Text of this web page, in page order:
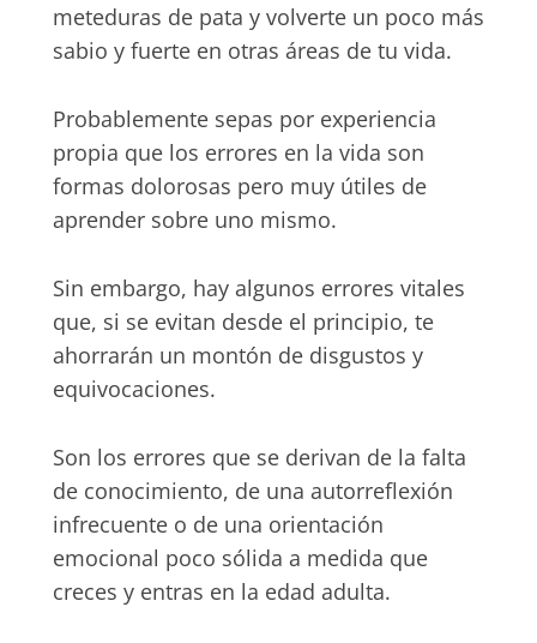
meteduras de pata y volverte un poco más
sabio y fuerte en otras áreas de tu vida.
Probablemente sepas por experiencia
propia que los errores en la vida son
formas dolorosas pero muy útiles de
aprender sobre uno mismo.
Sin embargo, hay algunos errores vitales
que, si se evitan desde el principio, te
ahorrarán un montón de disgustos y
equivocaciones.
Son los errores que se derivan de la falta
de conocimiento, de una autorreflexión
infrecuente o de una orientación
emocional poco sólida a medida que
creces y entras en la edad adulta.